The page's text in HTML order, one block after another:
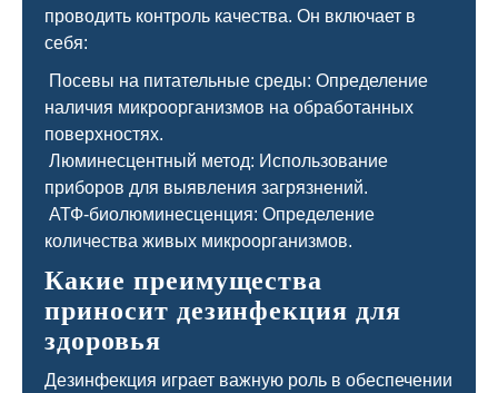
проводить контроль качества. Он включает в
себя:
Посевы на питательные среды: Определение
наличия микроорганизмов на обработанных
поверхностях.
Люминесцентный метод: Использование
приборов для выявления загрязнений.
АТФ-биолюминесценция: Определение
количества живых микроорганизмов.
Какие преимущества
приносит дезинфекция для
здоровья
Дезинфекция играет важную роль в обеспечении